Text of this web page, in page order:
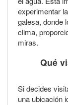
experimentar
galesa, donde
clima,
miras.
Qué
Si decides
una ubicación